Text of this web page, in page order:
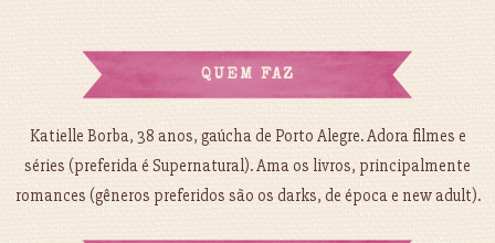
QUEM FAZ
Katielle Borba, 38 anos, gaúcha de Porto Alegre. Adora filmes e
séries (preferida é Supernatural). Ama os livros, principalmente
romances (gêneros preferidos são os darks, de época e new adult).